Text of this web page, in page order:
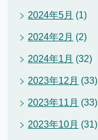
2024年5月 (1)
2024年2月 (2)
2024年1月 (32)
2023年12月 (33)
2023年11月 (33)
2023年10月 (31)